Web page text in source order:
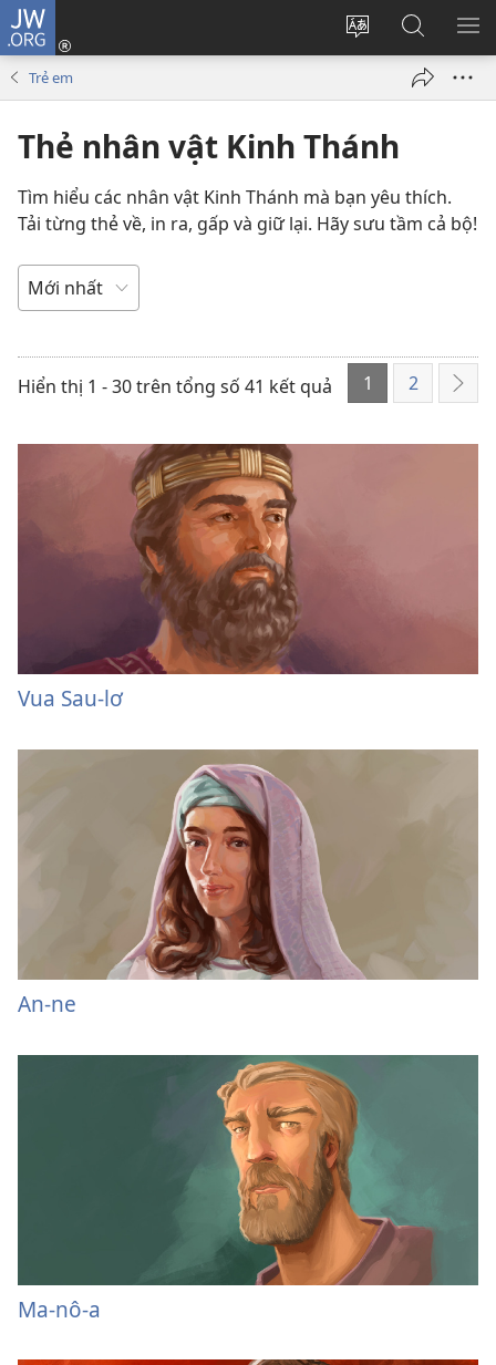
JW.ORG
Thay
của
Đăng
nhập
mới)
Tìm
kiếm
JW.ORG
Trẻ em
Thẻ nhân vật Kinh Thánh
Tìm hiểu các nhân vật Kinh Thánh mà bạn yêu thích.
Tải từng thẻ về, in ra, gấp và giữ lại. Hãy sưu tầm cả bộ!
SẮP
THỨ
TỰ
Hiển thị 1 - 30 trên tổng số 41 kết quả 1 2
Tiếp
Vua Sau-lơ
An-ne
Ma-nô-a